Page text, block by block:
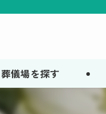
葬儀場を探す